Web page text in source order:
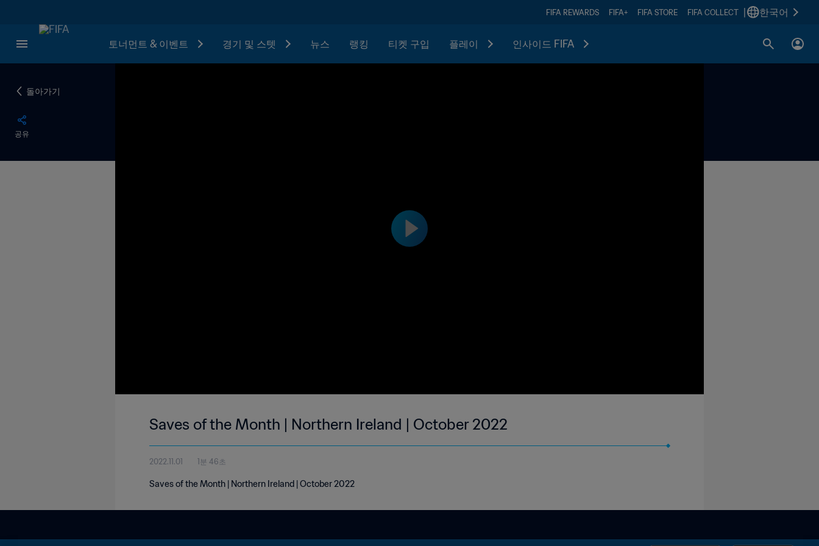
FIFA REWARDS FIFA+ FIFA STORE FIFA COLLECT 한국어
토너먼트 & 이벤트 경기 및 스텟 뉴스 랭킹 티켓 구입 플레이 인사이드 FIFA
돌아가기
공유
Saves of the Month | Northern Ireland | October 2022
2022.11.01 1분 46초
Saves of the Month | Northern Ireland | October 2022